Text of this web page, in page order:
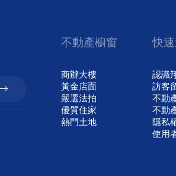
不動產櫥窗
商辦大樓
黃金店面
嚴選法拍
優質住家
熱門土地
快
認識
訪客
不動
不動
隱私
使用